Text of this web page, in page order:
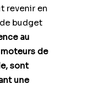
revenir en
budget
au
de
sont
une